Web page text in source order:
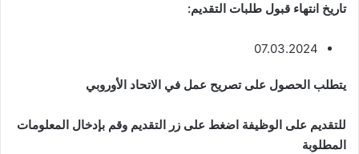
تاريخ انتهاء قبول طلبات التقديم:
07.03.2024
يتطلب الحصول على تصريح عمل في الاتحاد الأوروبي
للتقديم على الوظيفة اضغط على زر التقديم وقم بإدخال المعلومات
المطلوبة